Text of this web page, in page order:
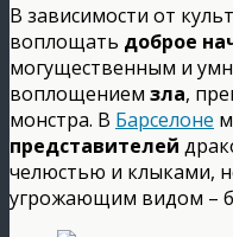
В зависимости от
воплощать доброе
могущественным и
воплощением зла,
монстра. В Барселоне
представителей
челюстью и клыками,
угрожающим видом –